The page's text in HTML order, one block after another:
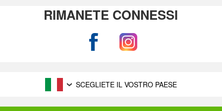
RIMANETE CONNESSI
SCEGLIETE IL VOSTRO PAESE